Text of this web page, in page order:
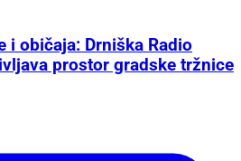
i običaja: Drniška Radio
prostor gradske tržnice